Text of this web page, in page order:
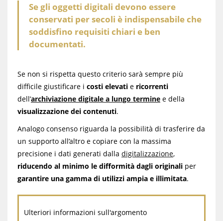
Se gli oggetti digitali devono essere
conservati per secoli è indispensabile che
soddisfino requisiti chiari e ben
documentati.
Se non si rispetta questo criterio sarà sempre più
difficile giustificare i costi elevati e ricorrenti
dell’archiviazione digitale a lungo termine e della
visualizzazione dei contenuti.
Analogo consenso riguarda la possibilità di trasferire da
un supporto all’altro e copiare con la massima
precisione i dati generati dalla digitalizzazione,
riducendo al minimo le difformità dagli originali per
garantire una gamma di utilizzi ampia e illimitata.
Ulteriori informazioni sull'argomento